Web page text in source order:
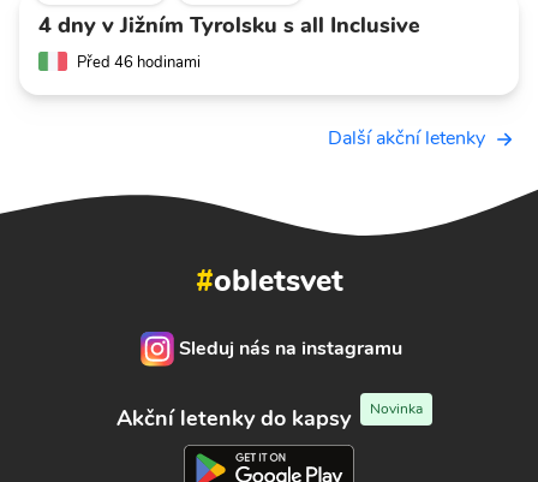
4 dny v Jižním Tyrolsku s all Inclusive
Před 46 hodinami
Další akční letenky
#obletsvet
Sleduj nás na instagramu
Akční letenky do kapsy Novinka